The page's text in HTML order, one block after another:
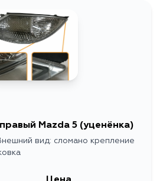
Mazda 5 (уценёнка)
вид: сломано крепление